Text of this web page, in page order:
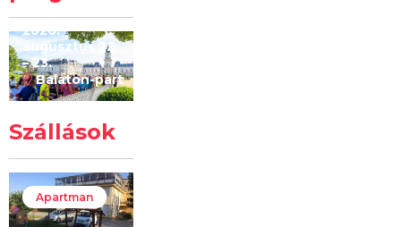
2026.
augusztus 22
– 23.
Balaton-part
Szállások
Apartman